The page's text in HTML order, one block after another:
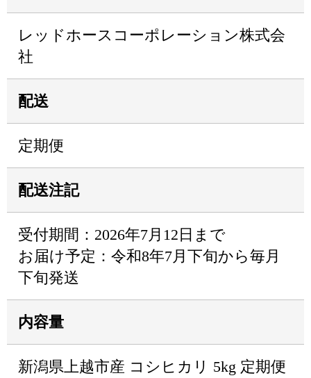
レッドホースコーポレーション株式会
社
配送
定期便
配送注記
受付期間：2026年7月12日まで
お届け予定：令和8年7月下旬から毎月
下旬発送
内容量
新潟県上越市産 コシヒカリ 5kg 定期便